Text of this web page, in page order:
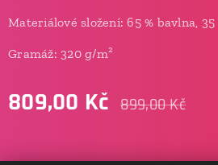
Materiálové složení: 65 % bavlna,
Gramáž: 320 g/m²
809,00 Kč 899,00Kč